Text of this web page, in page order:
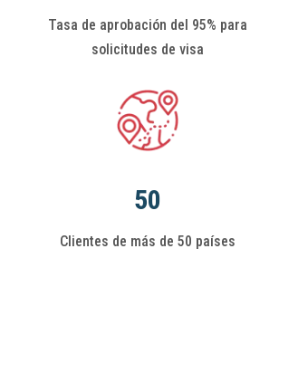
Tasa de aprobación del 95% para
solicitudes de visa
50
Clientes de más de 50 países